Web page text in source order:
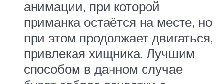
анимации, при которой
приманка остаётся на месте, но
при этом продолжает двигаться,
привлекая хищника. Лучшим
способом в данном случае